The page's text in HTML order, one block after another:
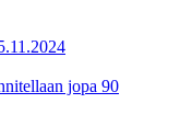
jopa 90